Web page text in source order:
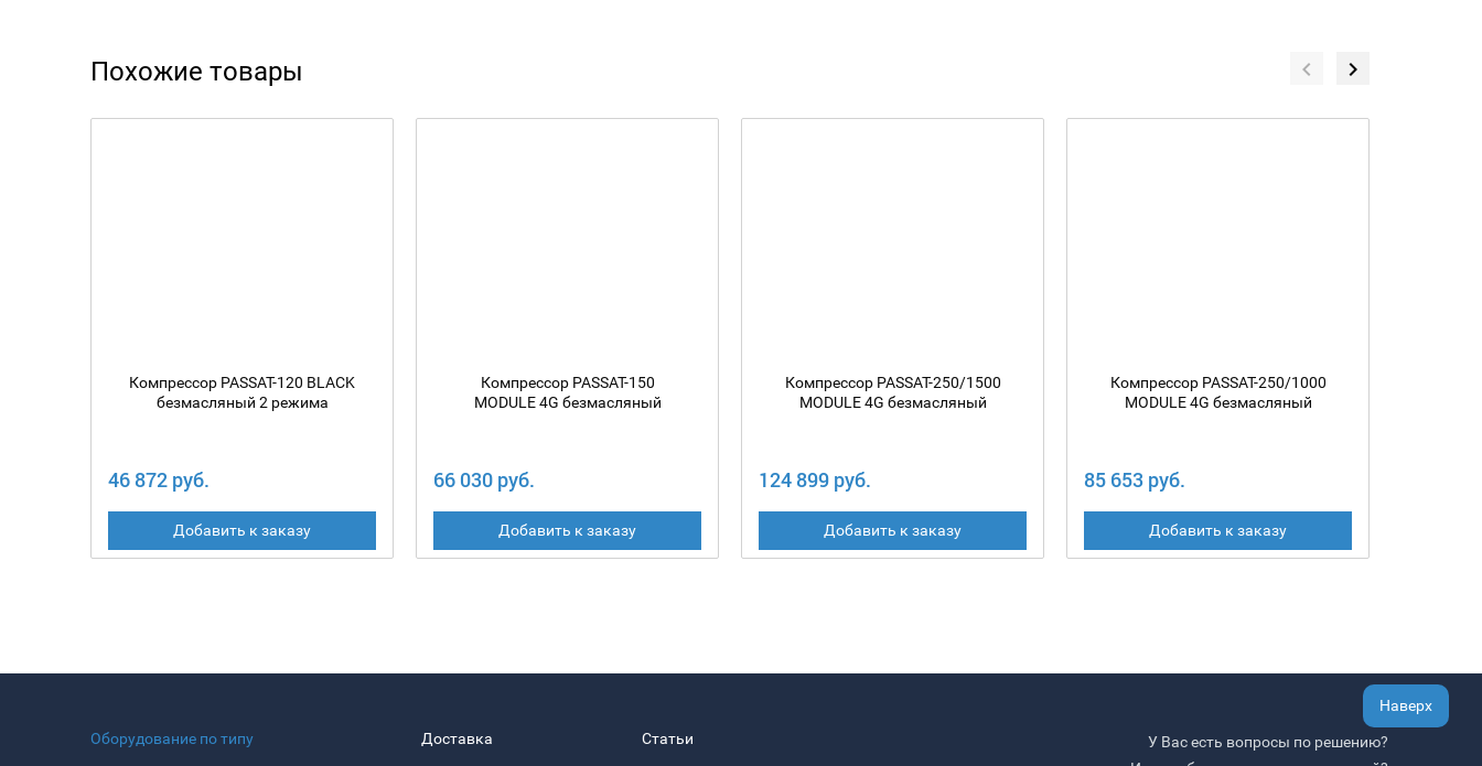
Похожие товары
Компрессор PASSAT-120 BLACK
безмасляный 2 режима
46 872 руб.
Добавить к заказу
Компрессор PASSAT-150
MODULE 4G безмасляный
66 030 руб.
Добавить к заказу
Компрессор PASSAT-250/1500
MODULE 4G безмасляный
124 899 руб.
Добавить к заказу
Компрессор PASSAT-250/1000
MODULE 4G безмасляный
85 653 руб.
Добавить к заказу
Оборудование по типу Доставка Статьи
У Вас есть вопросы по решению?
Наверх